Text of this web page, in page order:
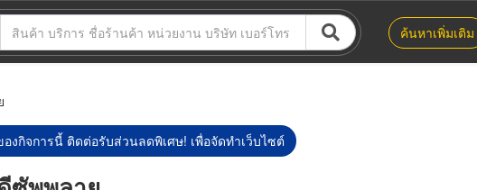
ค้นหาเพิ่มเติม
งกิจการนี้ ติดต่อรับส่วนลดพิเศษ! เพื่อจัดทำเว็บไซต์